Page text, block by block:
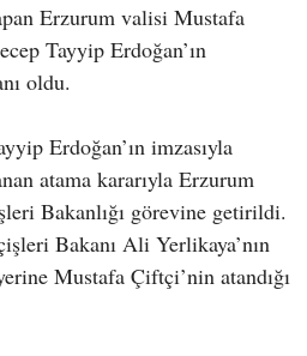
Erzurum valisi Mustafa
Tayyip Erdoğan’ın
oldu.
Erdoğan’ın imzasıyla
atama kararıyla Erzurum
Bakanlığı görevine getirildi.
Bakanı Ali Yerlikaya’nın
Mustafa Çiftçi’nin atandığı